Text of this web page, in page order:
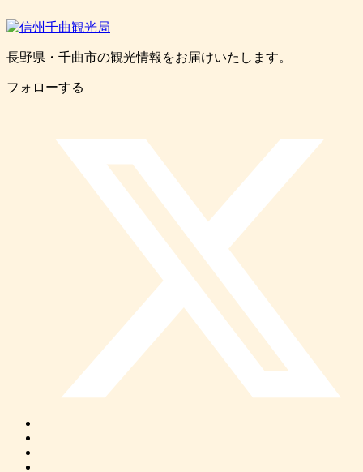
長野県・千曲市の観光情報をお届けいたします。
フォローする